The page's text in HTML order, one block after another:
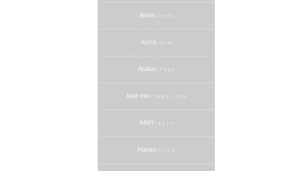
Jellan / ジェラン
rucca / ルッカ
Arakai / アラカイ
face mix/ フェイス ミックス
AIMY / エイミー
Hanes / ヘインズ